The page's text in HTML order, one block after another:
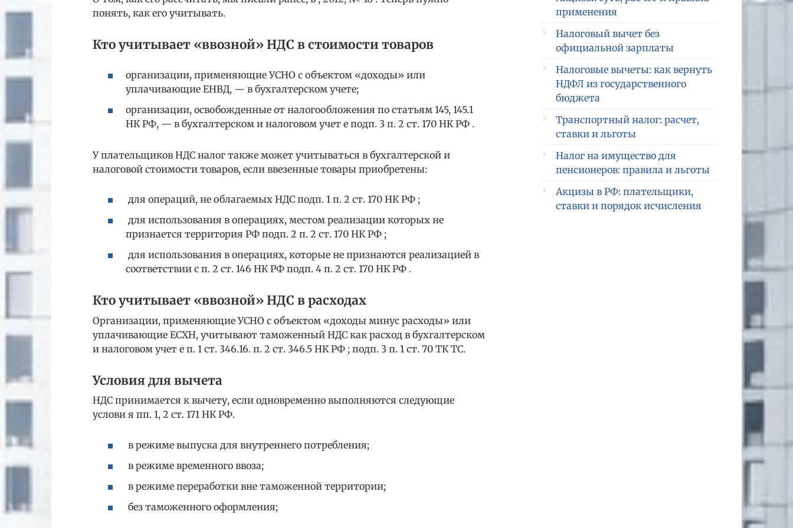
понять, как его учитывать.
Кто учитывает «ввозной» НДС в стоимости товаров
организации, применяющие УСНО с объектом «доходы» или
уплачивающие ЕНВД, — в бухгалтерском учете;
организации, освобожденные от налогообложения по статьям 145, 145.1
НК РФ, — в бухгалтерском и налоговом учет е подп. 3 п. 2 ст. 170 НК РФ .
У плательщиков НДС налог также может учитываться в бухгалтерской и
налоговой стоимости товаров, если ввезенные товары приобретены:
для операций, не облагаемых НДС подп. 1 п. 2 ст. 170 НК РФ ;
для использования в операциях, местом реализации которых не
признается территория РФ подп. 2 п. 2 ст. 170 НК РФ ;
для использования в операциях, которые не признаются реализацией в
соответствии с п. 2 ст. 146 НК РФ подп. 4 п. 2 ст. 170 НК РФ .
Кто учитывает «ввозной» НДС в расходах
Организации, применяющие УСНО с объектом «доходы минус расходы» или
уплачивающие ЕСХН, учитывают таможенный НДС как расход в бухгалтерском
и налоговом учет е п. 1 ст. 346.16. п. 2 ст. 346.5 НК РФ ; подп. 3 п. 1 ст. 70 ТК ТС.
Условия для вычета
НДС принимается к вычету, если одновременно выполняются следующие
услови я пп. 1, 2 ст. 171 НК РФ.
в режиме выпуска для внутреннего потребления;
в режиме временного ввоза;
в режиме переработки вне таможенной территории;
без таможенного оформления;
применения
Налоговый вычет без
официальной зарплаты
Налоговые вычеты: как вернуть
НДФЛ из государственного
бюджета
Транспортный налог: расчет,
ставки и льготы
Налог на имущество для
пенсионеров: правила и льготы
Акцизы в РФ: плательщики,
ставки и порядок исчисления